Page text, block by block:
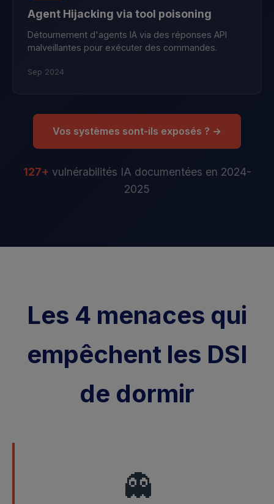
Agent Hijacking via tool poisoning
Détournement d'agents IA via des réponses API
malveillantes pour exécuter des commandes.
Sep 2024
Vos systèmes sont-ils exposés ? →
127+ vulnérabilités IA documentées en 2024-
2025
Les 4 menaces qui
empêchent les DSI
de dormir
👻